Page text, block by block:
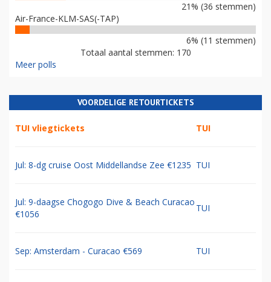
21% (36 stemmen)
Air-France-KLM-SAS(-TAP)
6% (11 stemmen)
Totaal aantal stemmen: 170
Meer polls
VOORDELIGE RETOURTICKETS
TUI vliegtickets TUI
Jul: 8-dg cruise Oost Middellandse Zee €1235 TUI
Jul: 9-daagse Chogogo Dive & Beach Curacao
€1056
TUI
Sep: Amsterdam - Curacao €569 TUI